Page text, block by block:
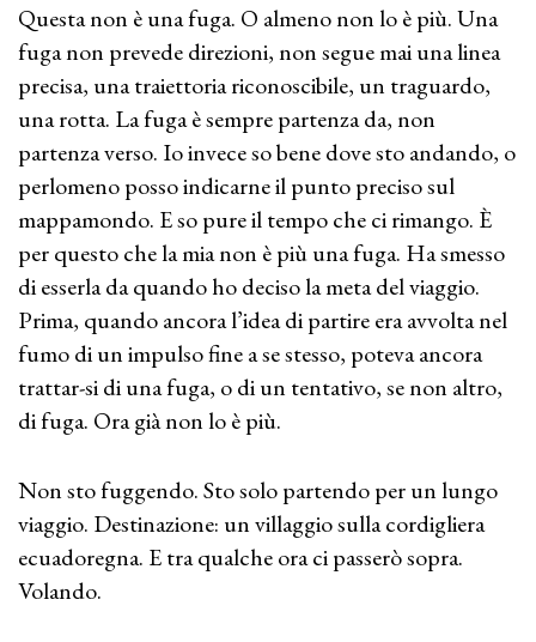
Questa non è una fuga. O almeno non lo è più. Una
fuga non prevede direzioni, non segue mai una linea
precisa, una traiettoria riconoscibile, un traguardo,
una rotta. La fuga è sempre partenza da, non
partenza verso. Io invece so bene dove sto andando, o
perlomeno posso indicarne il punto preciso sul
mappamondo. E so pure il tempo che ci rimango. È
per questo che la mia non è più una fuga. Ha smesso
di esserla da quando ho deciso la meta del viaggio.
Prima, quando ancora l’idea di partire era avvolta nel
fumo di un impulso fine a se stesso, poteva ancora
trattar-si di una fuga, o di un tentativo, se non altro,
di fuga. Ora già non lo è più.
Non sto fuggendo. Sto solo partendo per un lungo
viaggio. Destinazione: un villaggio sulla cordigliera
ecuadoregna. E tra qualche ora ci passerò sopra.
Volando.